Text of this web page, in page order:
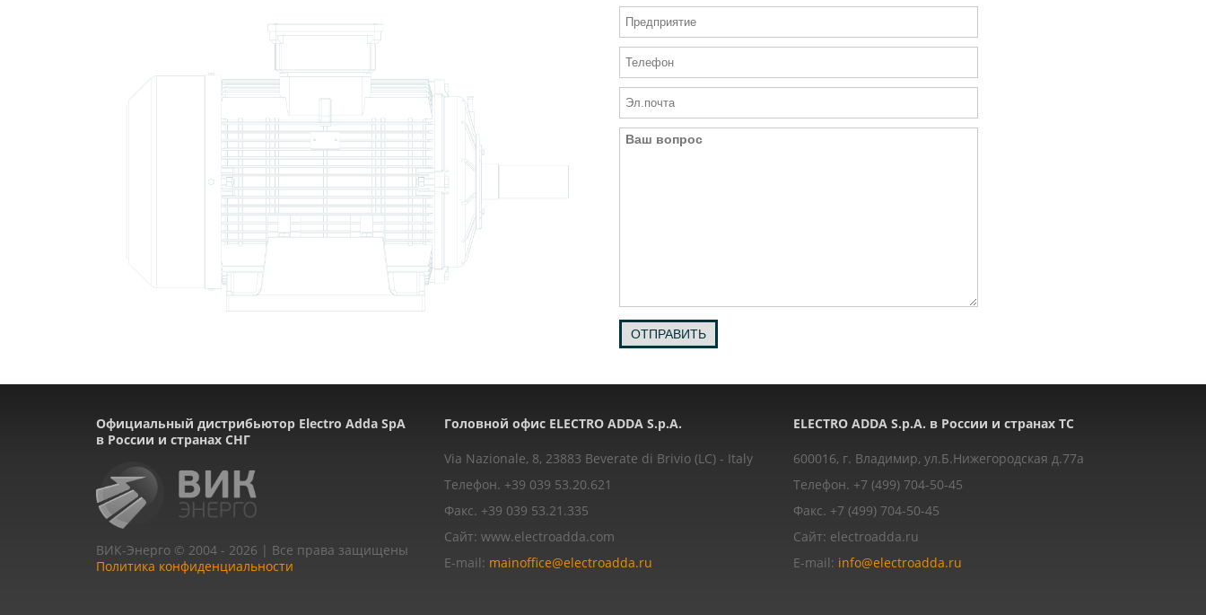
ОТПРАВИТЬ
Официальный дистрибьютор Electro Adda SpA
в России и странах СНГ
ВИК-Энерго © 2004 - 2026 | Все права защищены
Политика конфиденциальности
Головной офис ELECTRO ADDA S.p.A.
Via Nazionale, 8, 23883 Beverate di Brivio (LC) - Italy
Телефон. +39 039 53.20.621
Факс. +39 039 53.21.335
Сайт: www.electroadda.com
E-mail: mainoffice@electroadda.ru
ELECTRO ADDA S.p.A. в России и странах ТС
600016, г. Владимир, ул.Б.Нижегородская д.77a
Телефон. +7 (499) 704-50-45
Факс. +7 (499) 704-50-45
Сайт: electroadda.ru
E-mail: info@electroadda.ru